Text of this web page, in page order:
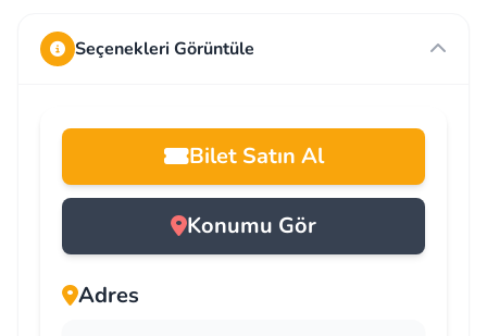
Seçenekleri Görüntüle
Bilet Satın Al
Konumu Gör
Adres